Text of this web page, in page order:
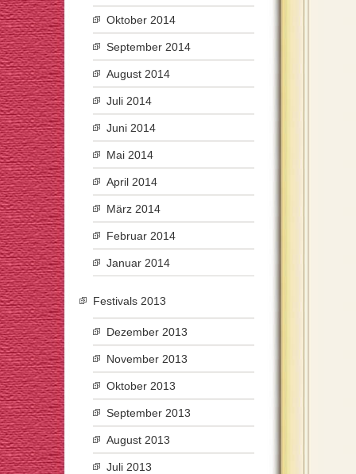
Oktober 2014
September 2014
August 2014
Juli 2014
Juni 2014
Mai 2014
April 2014
März 2014
Februar 2014
Januar 2014
Festivals 2013
Dezember 2013
November 2013
Oktober 2013
September 2013
August 2013
Juli 2013